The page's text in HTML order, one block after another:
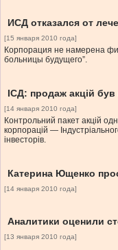
ИСД отказался от
[15 января 2010 года]
Корпорация не намерена
больницы будущего”.
ІСД: продаж акцій
[14 января 2010 года]
Контрольний пакет акцій
корпорацій —
інвесторів.
Катерина Ющенко
[14 января 2010 года]
Аналитики оценили
[13 января 2010 года]